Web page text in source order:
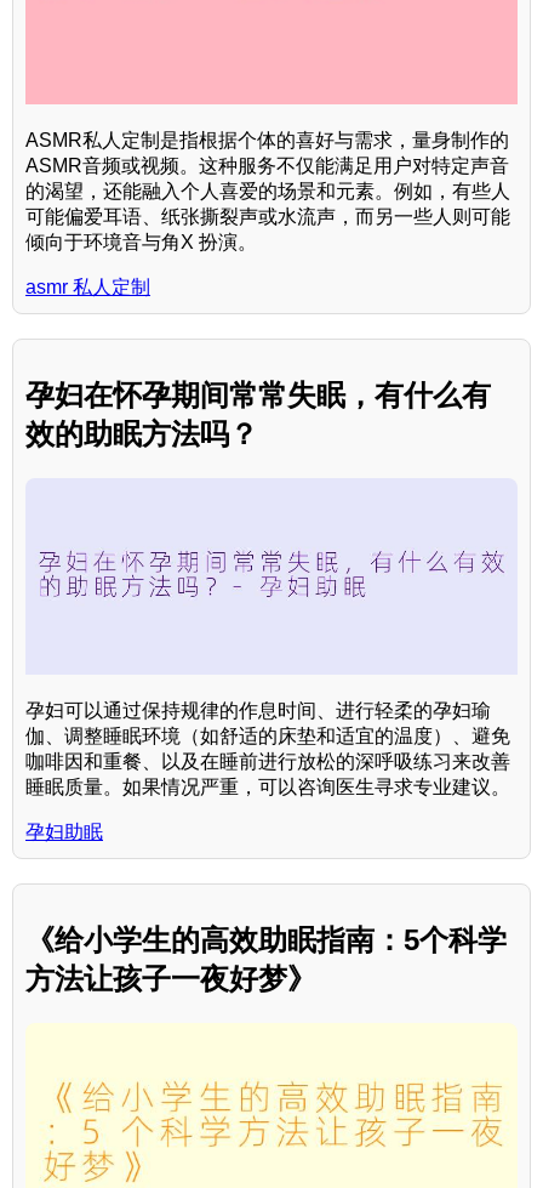
ASMR私人定制是指根据个体的喜好与需求，量身制作的
ASMR音频或视频。这种服务不仅能满足用户对特定声音
的渴望，还能融入个人喜爱的场景和元素。例如，有些人
可能偏爱耳语、纸张撕裂声或水流声，而另一些人则可能
倾向于环境音与角X 扮演。
asmr 私人定制
孕妇在怀孕期间常常失眠，有什么有
效的助眠方法吗？
孕妇可以通过保持规律的作息时间、进行轻柔的孕妇瑜
伽、调整睡眠环境（如舒适的床垫和适宜的温度）、避免
咖啡因和重餐、以及在睡前进行放松的深呼吸练习来改善
睡眠质量。如果情况严重，可以咨询医生寻求专业建议。
孕妇助眠
《给小学生的高效助眠指南：5个科学
方法让孩子一夜好梦》